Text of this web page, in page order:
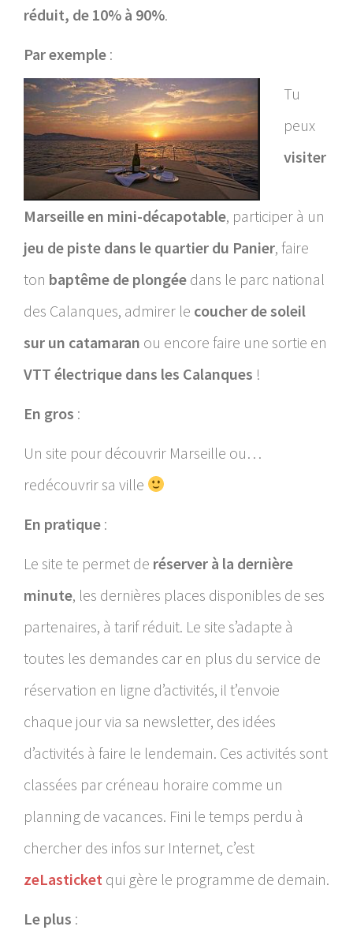
réduit, de 10% à 90%.
Par exemple :
Tu
peux
visiter
Marseille en mini-décapotable, participer à un
jeu de piste dans le quartier du Panier, faire
ton baptême de plongée dans le parc national
des Calanques, admirer le coucher de soleil
sur un catamaran ou encore faire une sortie en
VTT électrique dans les Calanques !
En gros :
Un site pour découvrir Marseille ou…
redécouvrir sa ville
En pratique :
Le site te permet de réserver à la dernière
minute, les dernières places disponibles de ses
partenaires, à tarif réduit. Le site s’adapte à
toutes les demandes car en plus du service de
réservation en ligne d’activités, il t’envoie
chaque jour via sa newsletter, des idées
d’activités à faire le lendemain. Ces activités sont
classées par créneau horaire comme un
planning de vacances. Fini le temps perdu à
chercher des infos sur Internet, c’est
zeLasticket qui gère le programme de demain.
Le plus :